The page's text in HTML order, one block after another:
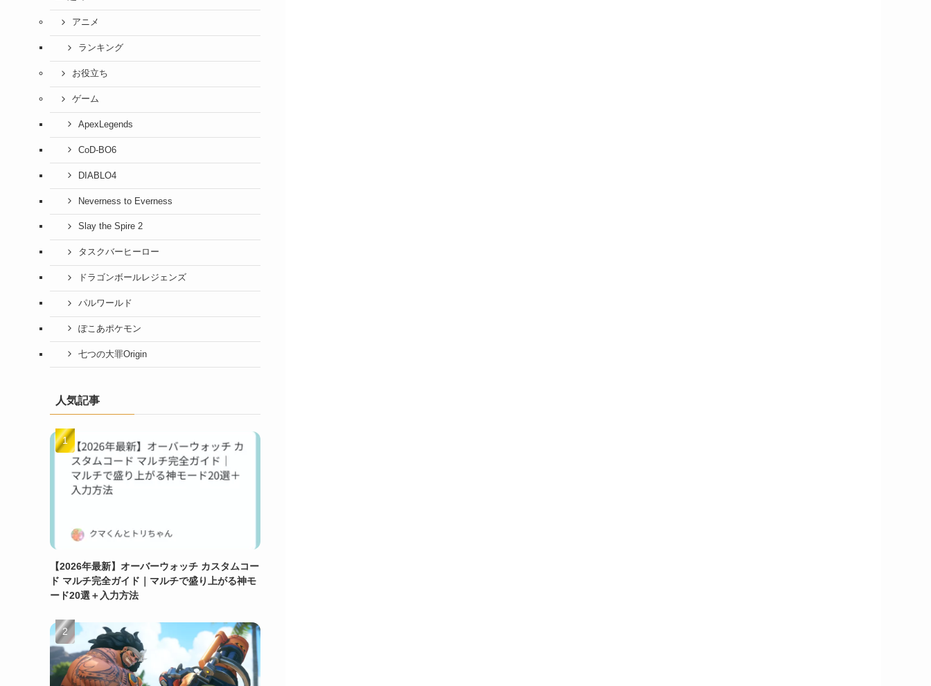
アニメ
ランキング
お役立ち
ゲーム
ApexLegends
CoD-BO6
DIABLO4
Neverness to Everness
Slay the Spire 2
タスクバーヒーロー
ドラゴンボールレジェンズ
パルワールド
ぽこあポケモン
七つの大罪Origin
人気記事
【2026年最新】オーバーウォッチ カスタムコー
ド マルチ完全ガイド｜マルチで盛り上がる神モ
ード20選＋入力方法